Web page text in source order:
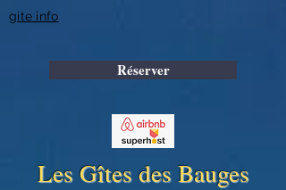
gite info
Réserver
Les Gîtes des Bauges